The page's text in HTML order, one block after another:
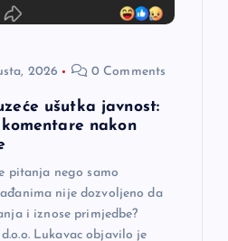
2026 0 Comments
ušutka javnost:
nakon
pitanja nego samo
nije dozvoljeno da
i iznose primjedbe?
Lukavac objavilo je